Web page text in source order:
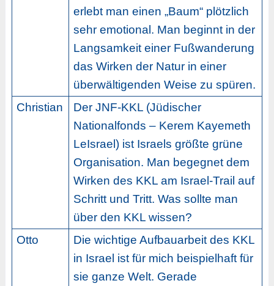
erlebt man einen „Baum“ plötzlich
sehr emotional. Man beginnt in der
Langsamkeit einer Fußwanderung
das Wirken der Natur in einer
überwältigenden Weise zu spüren.
Christian
Der JNF-KKL (Jüdischer
Nationalfonds – Kerem Kayemeth
LeIsrael) ist Israels größte grüne
Organisation. Man begegnet dem
Wirken des KKL am Israel-Trail auf
Schritt und Tritt. Was sollte man
über den KKL wissen?
Otto
Die wichtige Aufbauarbeit des KKL
in Israel ist für mich beispielhaft für
sie ganze Welt. Gerade